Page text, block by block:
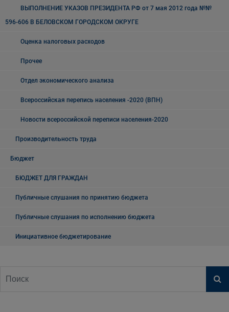
ВЫПОЛНЕНИЕ УКАЗОВ ПРЕЗИДЕНТА РФ от 7 мая 2012 года №№
596-606 В БЕЛОВСКОМ ГОРОДСКОМ ОКРУГЕ
Оценка налоговых расходов
Прочее
Отдел экономического анализа
Всероссийская перепись населения -2020 (ВПН)
Новости всероссийской переписи населения-2020
Производительность труда
Бюджет
БЮДЖЕТ ДЛЯ ГРАЖДАН
Публичные слушания по принятию бюджета
Публичные слушания по исполнению бюджета
Инициативное бюджетирование